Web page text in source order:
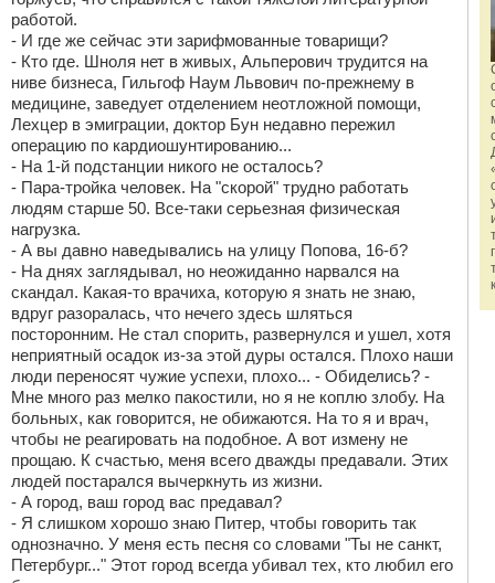
работой.
- И где же сейчас эти зарифмованные товарищи?
- Кто где. Шноля нет в живых, Альперович трудится на
ниве бизнеса, Гильгоф Наум Львович по-прежнему в
медицине, заведует отделением неотложной помощи,
Лехцер в эмиграции, доктор Бун недавно пережил
операцию по кардиошунтированию...
- На 1-й подстанции никого не осталось?
- Пара-тройка человек. На "скорой" трудно работать
людям старше 50. Все-таки серьезная физическая
нагрузка.
- А вы давно наведывались на улицу Попова, 16-б?
- На днях заглядывал, но неожиданно нарвался на
скандал. Какая-то врачиха, которую я знать не знаю,
вдруг разоралась, что нечего здесь шляться
посторонним. Не стал спорить, развернулся и ушел, хотя
неприятный осадок из-за этой дуры остался. Плохо наши
люди переносят чужие успехи, плохо... - Обиделись? -
Мне много раз мелко пакостили, но я не коплю злобу. На
больных, как говорится, не обижаются. На то я и врач,
чтобы не реагировать на подобное. А вот измену не
прощаю. К счастью, меня всего дважды предавали. Этих
людей постарался вычеркнуть из жизни.
- А город, ваш город вас предавал?
- Я слишком хорошо знаю Питер, чтобы говорить так
однозначно. У меня есть песня со словами "Ты не санкт,
Петербург..." Этот город всегда убивал тех, кто любил его